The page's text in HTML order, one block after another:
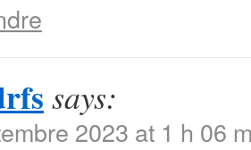
says:
2023 at 1 h 06